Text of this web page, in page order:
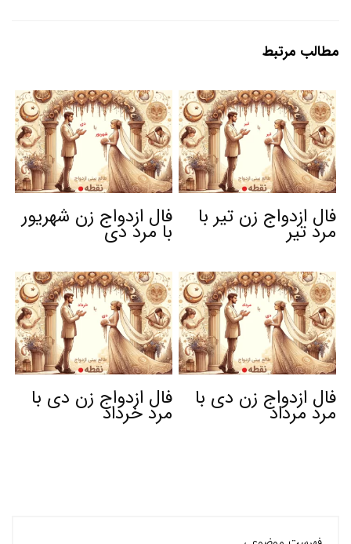
مطالب مرتبط
فال ازدواج زن تیر با
مرد تیر
فال ازدواج زن شهریور
با مرد دی
فال ازدواج زن دی با
مرد مرداد
فال ازدواج زن دی با
مرد خرداد